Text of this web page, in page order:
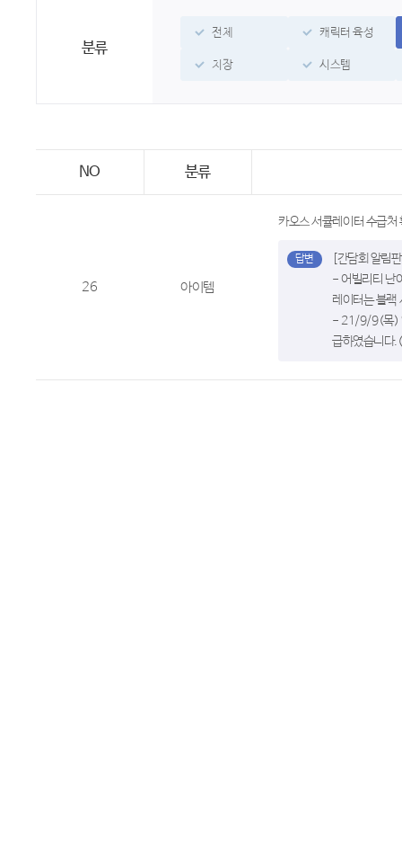
분류
전체 캐릭터 육성
치장 시스템
NO 분류
26 아이템
카오스 서큘레이터 수급처
[간담회 알림
- 어빌리티 난
레이터는 블
- 21/9/9(목)
급하였습니